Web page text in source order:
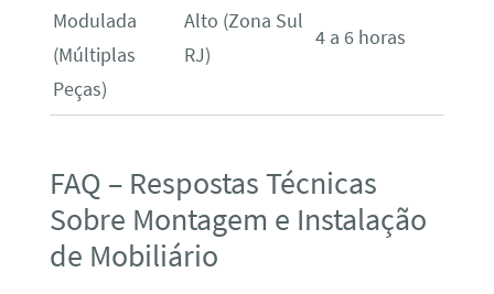
Modulada
(Múltiplas
Peças)
Alto (Zona Sul
RJ)
4 a 6 horas
FAQ – Respostas Técnicas
Sobre Montagem e Instalação
de Mobiliário